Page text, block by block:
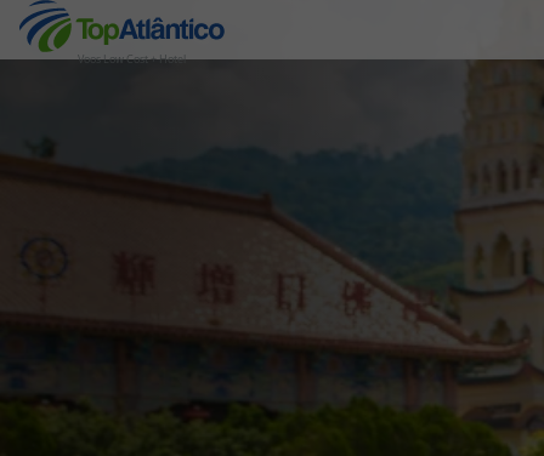
Voos Low Cost + Hotel
Destinos
Voos + Hotel
Pacotes de Férias